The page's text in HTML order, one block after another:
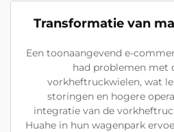
Transformatie van
Een toonaangevend e-
had problemen met
vorkheftruckwielen, wat
storingen en hogere
integratie van de
Huahe in hun wagenpark